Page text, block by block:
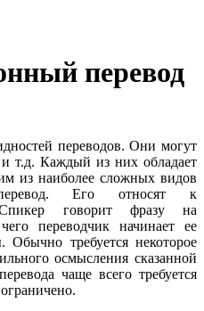
перевод
переводов. Они могут
т.д. Каждый из них обладает
из наиболее сложных видов
Его относят к
Спикер говорит фразу на
переводчик начинает ее
Обычно требуется некоторое
осмысления сказанной
чаще всего требуется